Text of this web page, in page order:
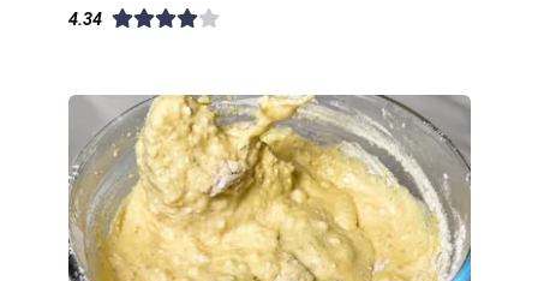
4.34